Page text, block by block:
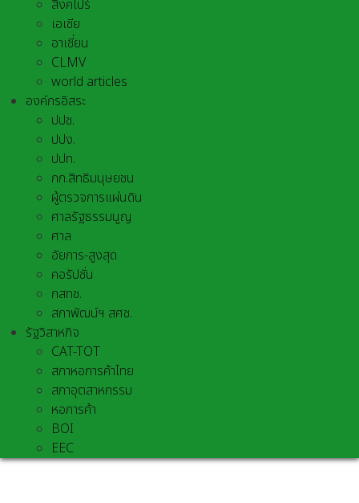
สิงคโปร์
เอเชีย
อาเชี่ยน
CLMV
world articles
องค์กรอิสระ
ปปช.
ปปง.
ปปท.
กก.สิทธิมนุษยชน
ผู้ตรวจการแผ่นดิน
ศาลรัฐธรรมนูญ
ศาล
อัยการ-สูงสุด
คอรัปชั่น
กสทช.
สภาพัฒน์ฯ สศช.
รัฐวิสาหกิจ
CAT-TOT
สภาหอการค้าไทย
สภาอุตสาหกรรม
หอการค้า
BOI
EEC